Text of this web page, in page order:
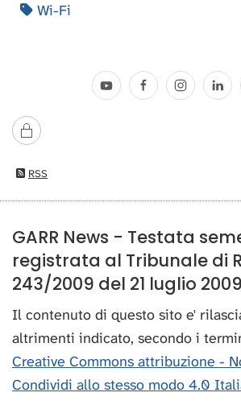
Wi-Fi
RSS
GARR News - Testata
registrata al Tribunale di
243/2009 del 21 luglio 2009
Il contenuto di questo sito e'
altrimenti indicato, secondo i
Creative Commons attribuzione -
Condividi allo stesso modo 4.0